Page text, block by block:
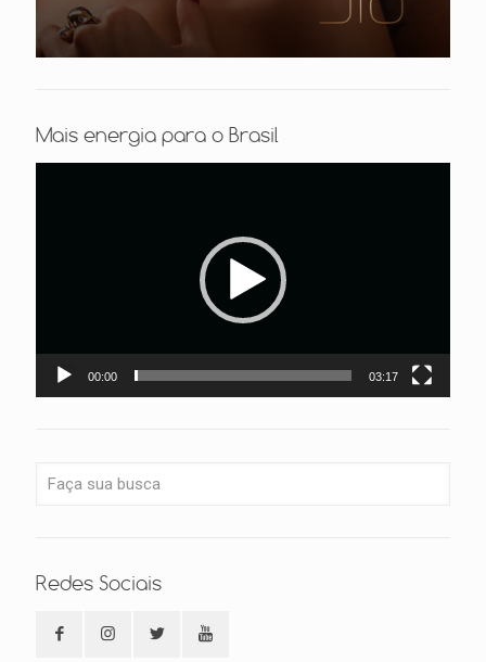
Mais energia para o Brasil
00:00 03:17
Redes Sociais